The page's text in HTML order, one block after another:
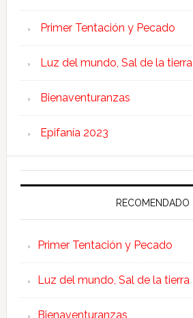
Primer Tentación y Pecado
Luz del mundo, Sal de la tierra
Bienaventuranzas
Epifanía 2023
RECOMENDADO
Primer Tentación y Pecado
Luz del mundo, Sal de la tierra
Bienaventuranzas